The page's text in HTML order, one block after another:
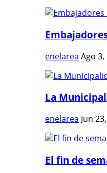
enelarea Ago 3,
La
enelarea Jun
El fin de